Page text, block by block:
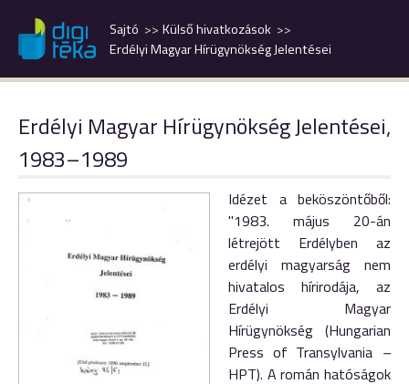
Erdélyi Magyar Hírügynökség Jelentései
Külső hivatkozások
Sajtó
Erdélyi Magyar Hírügynökség Jelentései,
1983–1989
Idézet a beköszöntőből:
"1983. május 20-án
létrejött Erdélyben az
erdélyi magyarság nem
hivatalos hírirodája, az
Erdélyi Magyar
Hírügynökség (Hungarian
Press of Transylvania –
HPT). A román hatóságok